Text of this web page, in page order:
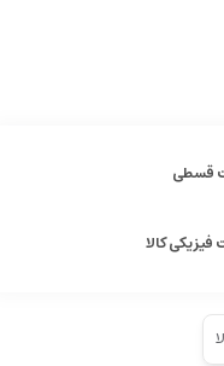
قسطی
کالا